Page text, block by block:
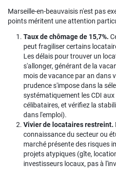
Marseille-en-beauvaisis n'est pas
points méritent une attention
Taux de chômage de 15,7%.
peut fragiliser certains
Les délais pour trouver un
s'allonger, générant de la
mois de vacance par an dans
prudence s'impose dans la
systématiquement les CDI aux
célibataires, et vérifiez la
dans l'emploi).
Vivier de locataires restreint.
connaissance du secteur ou
marché présente des risques
projets atypiques (gîte,
investisseurs locaux, pas à